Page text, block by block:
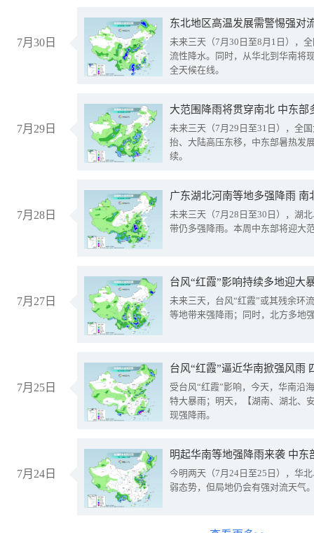
7月30日
东北地区高温发展需警惕强对
未来三天（7月30日至8月1日），
流性降水。同时，从华北到华南将
全天候在线。
7月29日
大范围降雨将贯穿南北 中东部
未来三天（7月29日至31日），全
抬、大陆高压东移，中东部暑热发
续。
7月28日
广东湖北河南等地多强降雨 南
未来三天（7月28日至30日），湖
带仍多强降雨。本周中东部将迎大
7月27日
台风“红霞”影响持续多地迎大
未来三天，台风“红霞”或其残余环
等地带来强降雨；同时，北方多地
7月25日
台风“红霞”逼近华南掀强风雨
受台风“红霞”影响，今天，华南沿
特大暴雨；明天，【湖南、湖北、
现强降雨。
7月24日
明起华南等地强降雨来袭 中东
今明两天（7月24日至25日），华
弱态势，但局地仍会有强对流天气